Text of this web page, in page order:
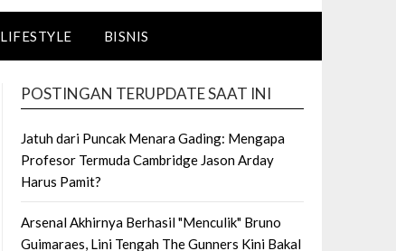
LIFESTYLE BISNIS
POSTINGAN TERUPDATE SAAT INI
Jatuh dari Puncak Menara Gading: Mengapa
Profesor Termuda Cambridge Jason Arday
Harus Pamit?
Arsenal Akhirnya Berhasil "Menculik" Bruno
Guimaraes, Lini Tengah The Gunners Kini Bakal